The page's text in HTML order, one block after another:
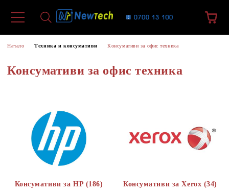
Начало Техника и консумативи Консумативи за офис техника
Консумативи за офис техника
Консумативи за HP (186) Консумативи за Xerox (34)